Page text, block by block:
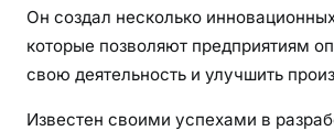
Он создал несколько
которые позволяют предприятиям
свою деятельность и улучшить
Известен своими успехами в